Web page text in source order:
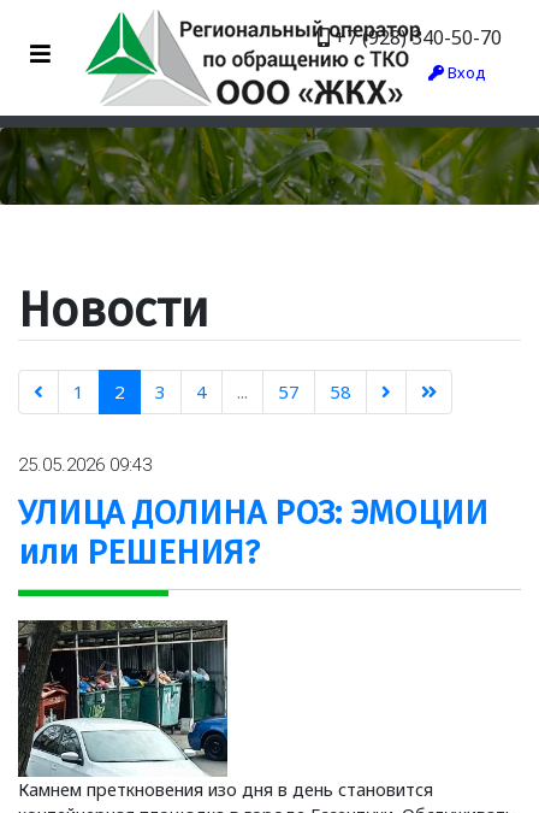
+7 (928) 340-50-70
Вход
Новости
1 2 3 4 ... 57 58
25.05.2026 09:43
УЛИЦА ДОЛИНА РОЗ: ЭМОЦИИ
или РЕШЕНИЯ?
Камнем преткновения изо дня в день становится